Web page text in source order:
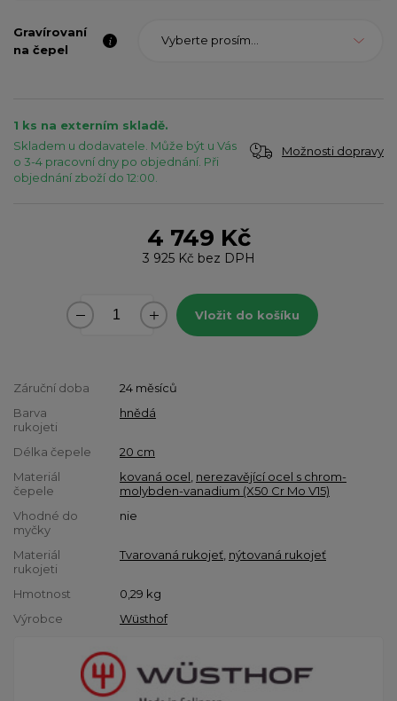
Gravírovaní
na čepel
Vyberte prosím...
1 ks na externím skladě.
Skladem u dodavatele. Může být u Vás
o 3-4 pracovní dny po objednání. Při
objednání zboží do 12:00.
Možnosti dopravy
4 749 Kč
3 925 Kč bez DPH
Vložit do košíku
Záruční doba
24 měsíců
Barva
rukojeti
hnědá
Délka čepele
20 cm
Materiál
čepele
kovaná ocel nerezavějící ocel s chrom-
molybden-vanadium (X50 Cr Mo V15)
Vhodné do
myčky
nie
Materiál
rukojeti
Tvarovaná rukojeť nýtovaná rukojeť
Hmotnost 0,29 kg
Výrobce
Wüsthof